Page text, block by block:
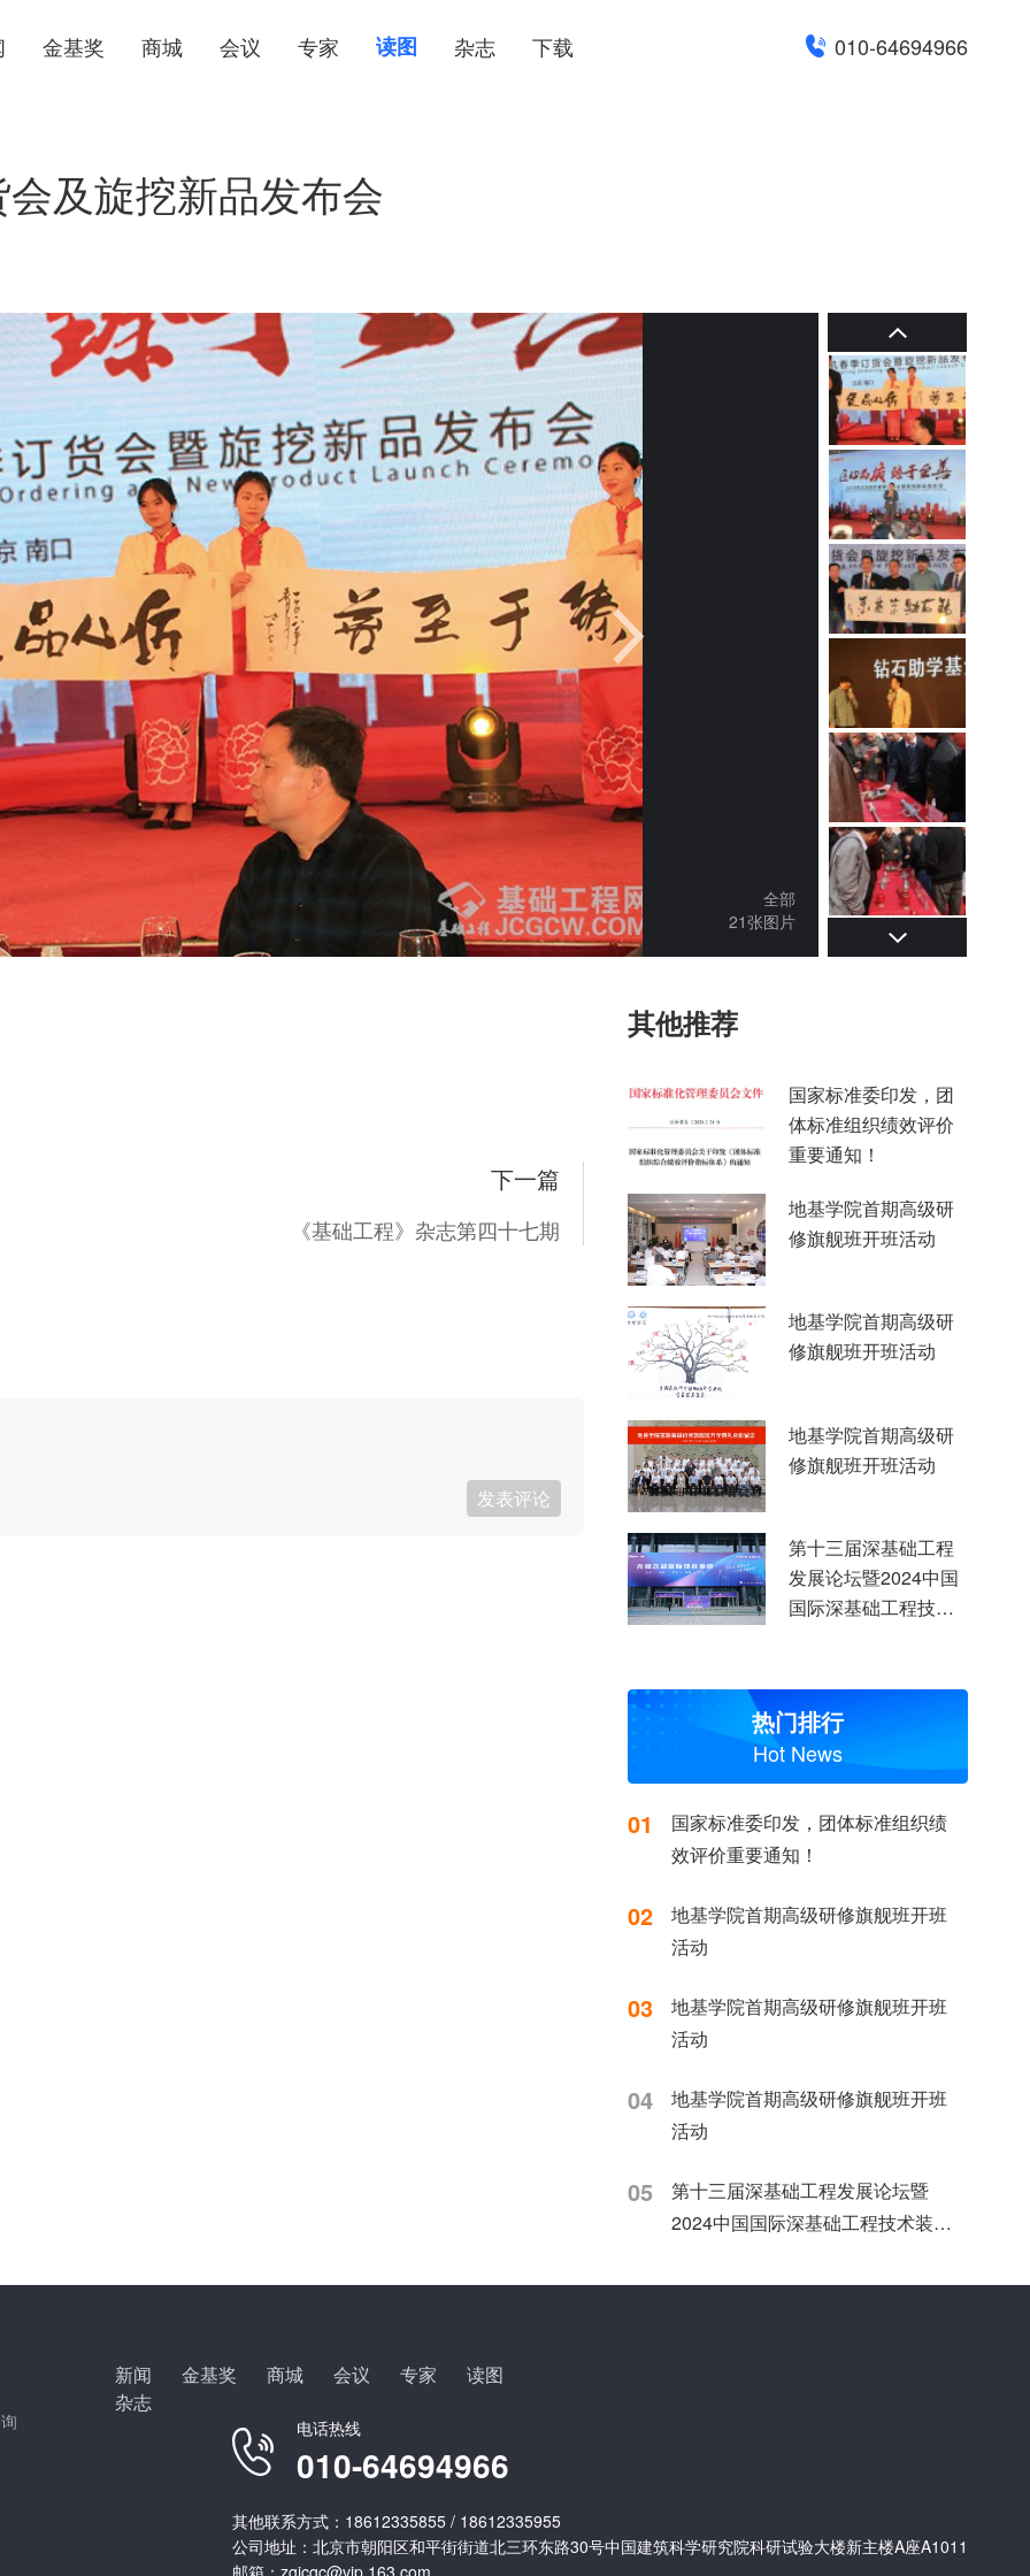
金基奖 商城 会议 专家 读图 杂志 下载 010-64694966
及旋挖新品发布会
全部
21张图片
下一篇
《基础工程》杂志第四十七期
发表评论
其他推荐
国家标准委印发，团
体标准组织绩效评价
重要通知！
地基学院首期高级研
修旗舰班开班活动
地基学院首期高级研
修旗舰班开班活动
地基学院首期高级研
修旗舰班开班活动
第十三届深基础工程
发展论坛暨2024中国
国际深基础工程技术
热门排行
Hot News
01
国家标准委印发，团体标准组织绩
效评价重要通知！
02
地基学院首期高级研修旗舰班开班
活动
03
地基学院首期高级研修旗舰班开班
活动
04
地基学院首期高级研修旗舰班开班
活动
05
第十三届深基础工程发展论坛暨
2024中国国际深基础工程技术装备
新闻 金基奖 商城 会议 专家
读图
杂志
电话热线
010-64694966
其他联系方式：18612335855 / 18612335955
公司地址：北京市朝阳区和平街街道北三环东路30号中国建筑科学研究院科研试验大楼新主楼A座A1011